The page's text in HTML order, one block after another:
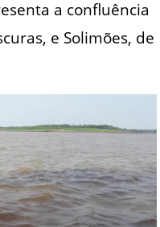
a confluência
e Solimões, de